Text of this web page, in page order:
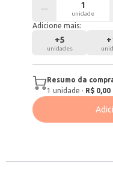
unidade
Adicione mais:
+5
unidades
+
Resumo da
1 unidade · R$ 0,00